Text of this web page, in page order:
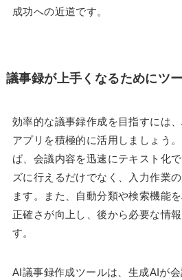
成功への近道です。
議事録が上手くなるためにツ
効率的な議事録作成を目指すには
アプリを積極的に活用しましょう
ば、会議内容を迅速にテキスト化
ズに行えるだけでなく、入力作業
ます。また、自動分類や検索機能
正確さが向上し、後から必要な情
す。
AI議事録作成ツールは、生成AIが